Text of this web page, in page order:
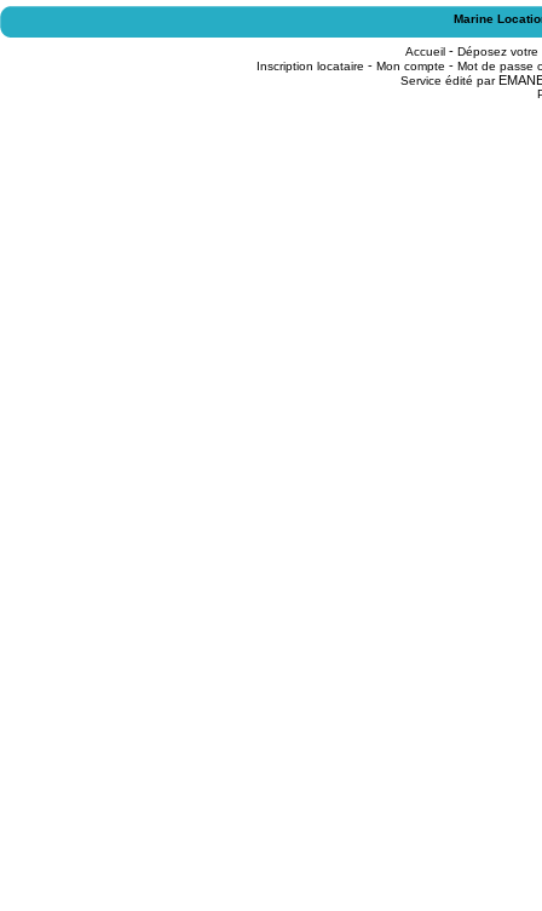
Marine
Accueil - Déposez
Inscription locataire - Mon compte - Mot de passe
Service édité par